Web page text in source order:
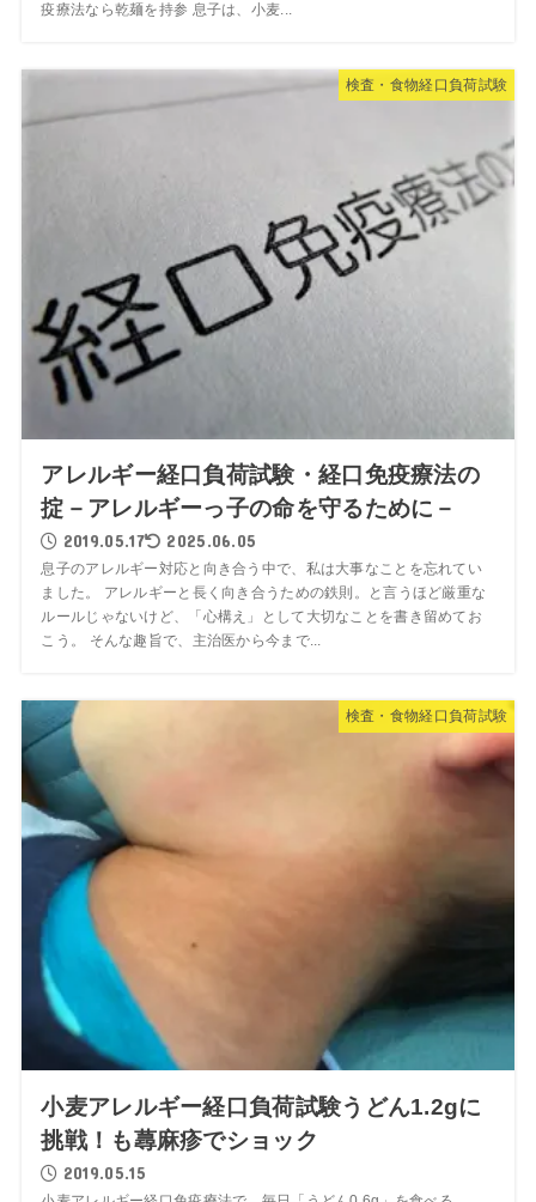
疫療法なら乾麺を持参 息子は、小麦...
検査・食物経口負荷試験
アレルギー経口負荷試験・経口免疫療法の
掟－アレルギーっ子の命を守るために－
2019.05.17 2025.06.05
息子のアレルギー対応と向き合う中で、私は大事なことを忘れてい
ました。 アレルギーと長く向き合うための鉄則。と言うほど厳重な
ルールじゃないけど、「心構え」として大切なことを書き留めてお
こう。 そんな趣旨で、主治医から今まで...
検査・食物経口負荷試験
小麦アレルギー経口負荷試験うどん1.2gに
挑戦！も蕁麻疹でショック
2019.05.15